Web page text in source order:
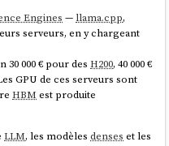
Engines — llama.cpp,
serveurs, en y chargeant
30 000 € pour desH200, 40 000 €
GPU de ces serveurs sont
HBM est produite
LLM, les modèlesdenses et les